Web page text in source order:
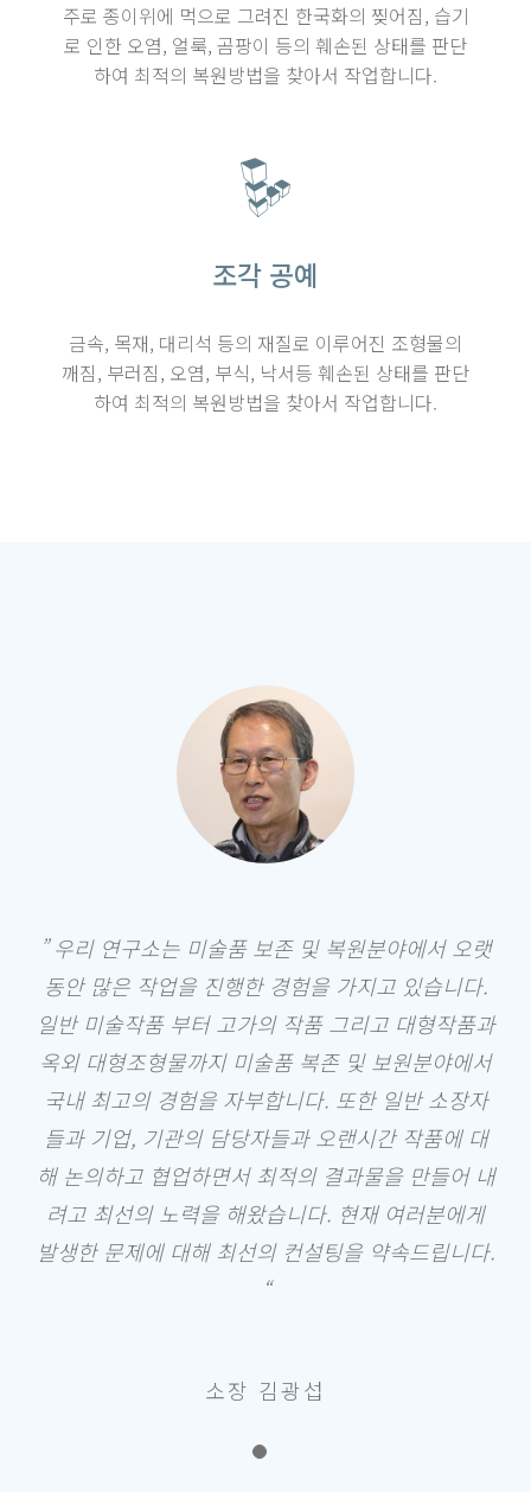
주로 종이위에 먹으로 그려진 한국화의 찢어짐, 습기
로 인한 오염, 얼룩, 곰팡이 등의 훼손된 상태를 판단
하여 최적의 복원방법을 찾아서 작업합니다.
조각 공예
금속, 목재, 대리석 등의 재질로 이루어진 조형물의
깨짐, 부러짐, 오염, 부식, 낙서등 훼손된 상태를 판단
하여 최적의 복원방법을 찾아서 작업합니다.
” 우리 연구소는 미술품 보존 및 복원분야에서 오랫
동안 많은 작업을 진행한 경험을 가지고 있습니다.
일반 미술작품 부터 고가의 작품 그리고 대형작품과
옥외 대형조형물까지 미술품 복존 및 보원분야에서
국내 최고의 경험을 자부합니다. 또한 일반 소장자
들과 기업, 기관의 담당자들과 오랜시간 작품에 대
해 논의하고 협업하면서 최적의 결과물을 만들어 내
려고 최선의 노력을 해왔습니다. 현재 여러분에게
발생한 문제에 대해 최선의 컨설팅을 약속드립니다.
“
소장 김광섭